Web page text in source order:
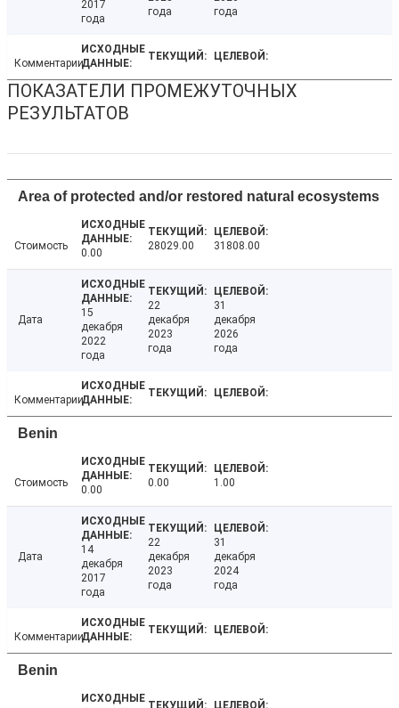
2017
года
года
года
Комментарии
ПОКАЗАТЕЛИ ПРОМЕЖУТОЧНЫХ
РЕЗУЛЬТАТОВ
Area of protected and/or restored natural ecosystems
Стоимость
0.00
28029.00 31808.00
Дата
15
декабря
2022
года
22
декабря
2023
года
31
декабря
2026
года
Комментарии
Benin
Стоимость
0.00
0.00 1.00
Дата
14
декабря
2017
года
22
декабря
2023
года
31
декабря
2024
года
Комментарии
Benin